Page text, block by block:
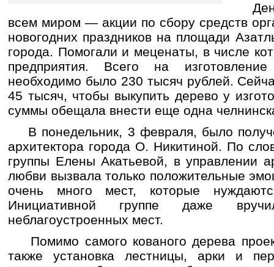
всем миром — акции по сбору средств
новогодних праздников на площади
города. Помогали и меценаты, в числе
предприятия. Всего на
необходимо было 230 тысяч рублей.
45 тысяч, чтобы выкупить дерево у
суммы обещала внести еще одна
В понедельник, 3 февраля, было
архитектора города О. Никитиной. По
группы Елены Акатьевой, в управлении
любви вызвала только положительные
очень много мест, которые
Инициативной группе даже
неблагоустроенных мест.
Помимо самого кованого дерева
также установка лестницы, арки и